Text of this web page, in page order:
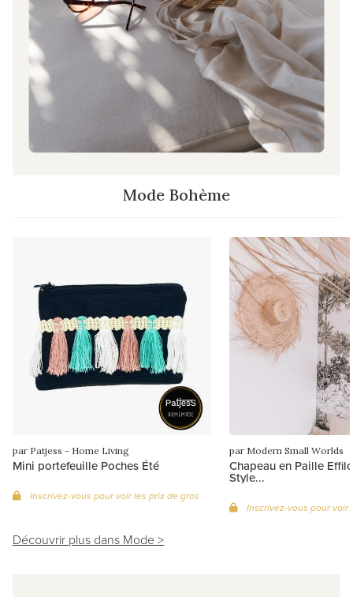
Mode Bohème
par Patjess - Home Living
Mini portefeuille Poches Été
Inscrivez-vous pour voir les prix de gros
par Modern Small Worlds
Chapeau en Paille
Style...
Inscrivez-vous pour voir
Découvrir plus dans Mode >